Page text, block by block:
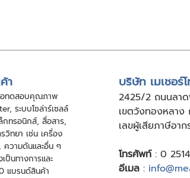
า
อทดสอบคุณภาพ
ระบบโซล่าร์เซลล์
กทรอนิกส์, สื่อสาร,
วิทยา เช่น เครื่อง
วามดันและอื่น ๆ
ป็นทางการและ
แบรนด์สินค้า
บริษัท เมเชอร์
2425/2 ถนนลา
เขตวังทองหลาง
เลขผู้เสียภาษีอ
โทรศัพท์: 0
อีเมล :